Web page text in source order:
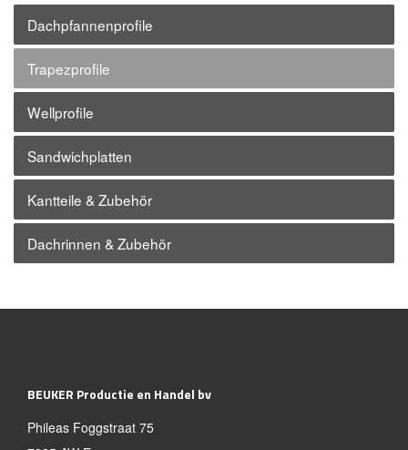
Dachpfannenprofile
Trapezprofile
Wellprofile
Sandwichplatten
Kantteile & Zubehör
Dachrinnen & Zubehör
BEUKER Productie en Handel bv
Phileas Foggstraat 75